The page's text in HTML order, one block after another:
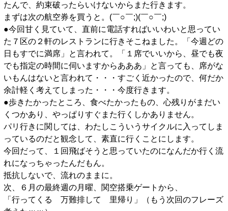
たんで、約束破ったらいけないからまた行きます。
まずは次の航空券を買うと。(￣○￣;)(￣○￣;)
●今回甘く見ていて、直前に電話すればいいわいと思ってい
た７区の２軒のレストランに行きそこねました。「今週どの
日もすでに満席」と言われて。「１席でいいから、昼でも夜
でも指定の時間に伺いますからあああ」と言っても、席がな
いもんはないと言われて・・・すごく近かったので、何だか
余計軽く考えてしまった・・・今度行きます。
●歩きたかったところ、食べたかったもの、心残りがまだい
くつかあり、やっぱりすぐまた行くしかありません。
パリ行きに関しては、わたしこういうサイクルに入ってしま
っているのだと観念して、素直に行くことにします。
今回だって、１回飛ばそうと思っていたのになんだか行く流
れになっちゃったんだもん。
抵抗しないで、流れのままに。
次、６月の最終週の月曜、関空搭乗ゲートから、
「行ってくる 万難排して 里帰り」（もう次回のフレーズ